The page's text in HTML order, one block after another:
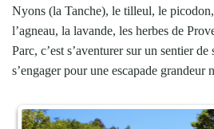
Nyons (la Tanche), le tilleul, le
l’agneau, la lavande, les herbes de
Parc, c’est s’aventurer sur un sentier
s’engager pour une escapade grandeur